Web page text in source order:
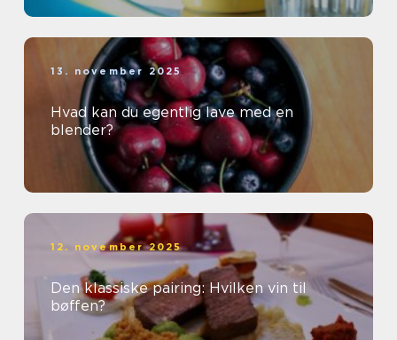
13. november 2025
Hvad kan du egentlig lave med en
blender?
12. november 2025
Den klassiske pairing: Hvilken vin til
bøffen?